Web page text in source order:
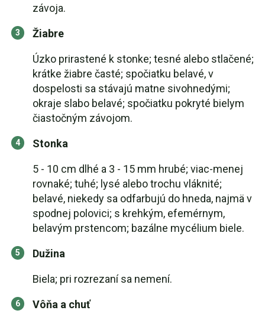
závoja.
Žiabre
Úzko prirastené k stonke; tesné alebo stlačené;
krátke žiabre časté; spočiatku belavé, v
dospelosti sa stávajú matne sivohnedými;
okraje slabo belavé; spočiatku pokryté bielym
čiastočným závojom.
Stonka
5 - 10 cm dlhé a 3 - 15 mm hrubé; viac-menej
rovnaké; tuhé; lysé alebo trochu vláknité;
belavé, niekedy sa odfarbujú do hneda, najmä v
spodnej polovici; s krehkým, efemérnym,
belavým prstencom; bazálne mycélium biele.
Dužina
Biela; pri rozrezaní sa nemení.
Vôňa a chuť